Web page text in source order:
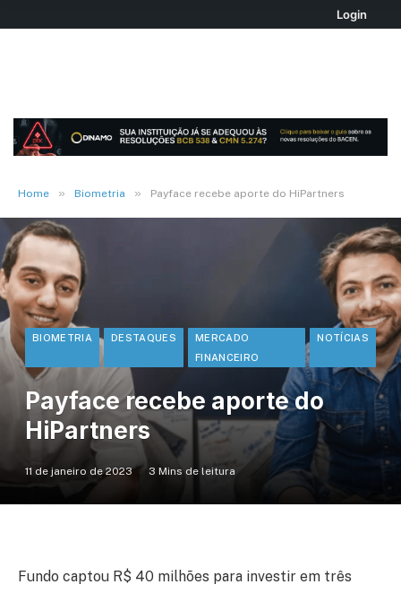
Login
Home » Biometria » Payface recebe aporte do HiPartners
BIOMETRIA DESTAQUES
MERCADO
FINANCEIRO
NOTÍCIAS
Payface recebe aporte do
HiPartners
11 de janeiro de 2023 3 Mins de leitura
Fundo captou R$ 40 milhões para investir em três